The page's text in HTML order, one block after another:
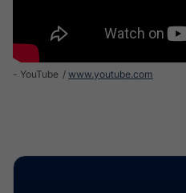
- YouTube www.youtube.com